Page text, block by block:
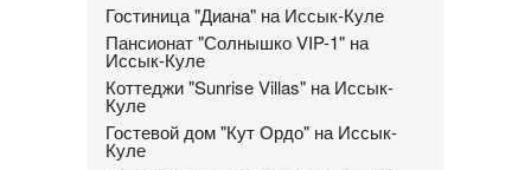
Гостиница "Диана" на Иссык-Куле
Пансионат "Солнышко VIP-1" на
Иссык-Куле
Коттеджи "Sunrise Villas" на Иссык-
Куле
Гостевой дом "Кут Ордо" на Иссык-
Куле